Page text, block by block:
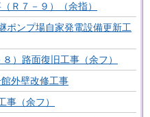
Ｒ７－９）（余指）
ポンプ場自家発電設備更新工
）路面復旧工事（余フ）
館外壁改修工事
事（余フ）